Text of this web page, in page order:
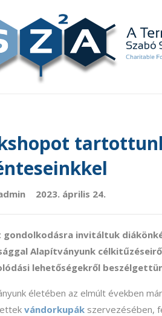
2023. április 24.
gondolkodásra invitáltuk
Alapítványunk
lehetőségekről
életében az elmúlt években
vándorkupák szervezésében,